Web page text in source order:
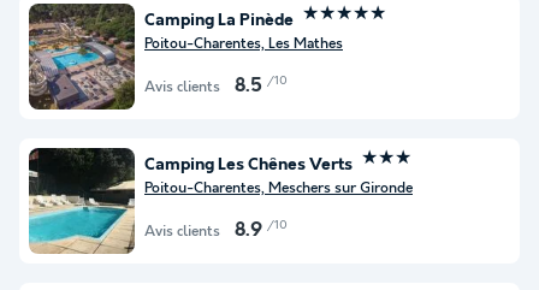
Camping La Pinède ★★★★★
Poitou-Charentes, Les Mathes
Avis clients 8.5 /10
Camping Les Chênes Verts ★★★
Poitou-Charentes, Meschers sur Gironde
Avis clients 8.9 /10